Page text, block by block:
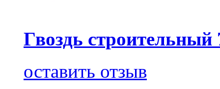
Гвоздь строительный
оставить отзыв